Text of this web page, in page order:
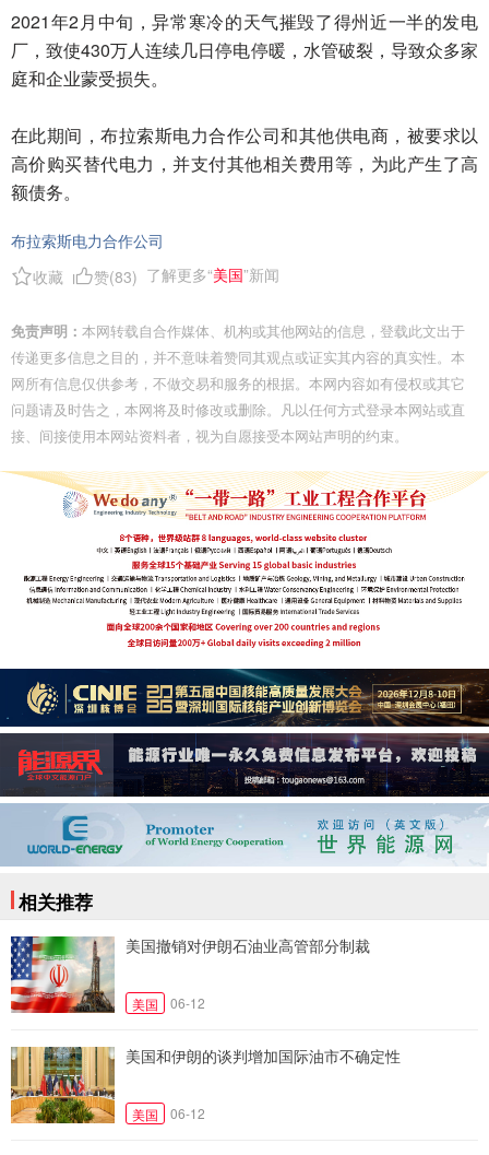
2021年2月中旬，异常寒冷的天气摧毁了得州近一半的发电
厂，致使430万人连续几日停电停暖，水管破裂，导致众多家
庭和企业蒙受损失。
在此期间，布拉索斯电力合作公司和其他供电商，被要求以
高价购买替代电力，并支付其他相关费用等，为此产生了高
额债务。
布拉索斯电力合作公司
收藏
赞(83) 了解更多“美国”新闻
免责声明： 本网转载自合作媒体、机构或其他网站的信息，登载此文出于
传递更多信息之目的，并不意味着赞同其观点或证实其内容的真实性。本
网所有信息仅供参考，不做交易和服务的根据。本网内容如有侵权或其它
问题请及时告之，本网将及时修改或删除。凡以任何方式登录本网站或直
接、间接使用本网站资料者，视为自愿接受本网站声明的约束。
相关推荐
美国撤销对伊朗石油业高管部分制裁
美国 06-12
美国和伊朗的谈判增加国际油市不确定性
美国 06-12